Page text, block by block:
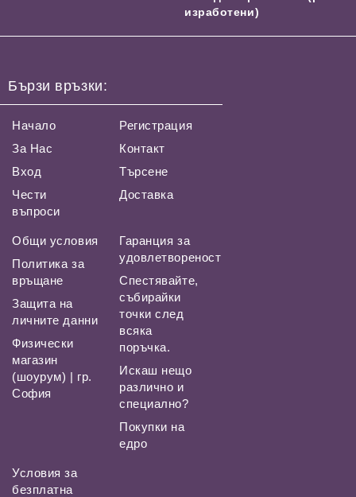
изработени)
Бързи връзки:
Начало
За Нас
Вход
Чести
въпроси
Регистрация
Контакт
Търсене
Доставка
Общи условия
Политика за
връщане
Защита на
личните данни
Физически
магазин
(шоурум) | гр.
София
Гаранция за
удовлетвореност
Спестявайте,
събирайки
точки след
всяка
поръчка.
Искаш нещо
различно и
специално?
Покупки на
едро
Условия за
безплатна